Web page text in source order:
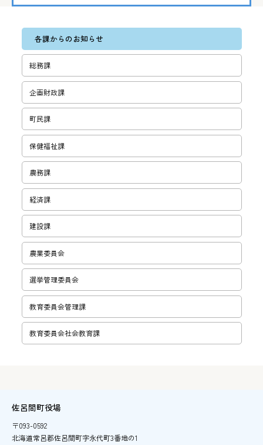
各課からのお知らせ
総務課
企画財政課
町民課
保健福祉課
農務課
経済課
建設課
農業委員会
選挙管理委員会
教育委員会管理課
教育委員会社会教育課
佐呂間町役場
〒093-0592
北海道常呂郡佐呂間町字永代町3番地の1